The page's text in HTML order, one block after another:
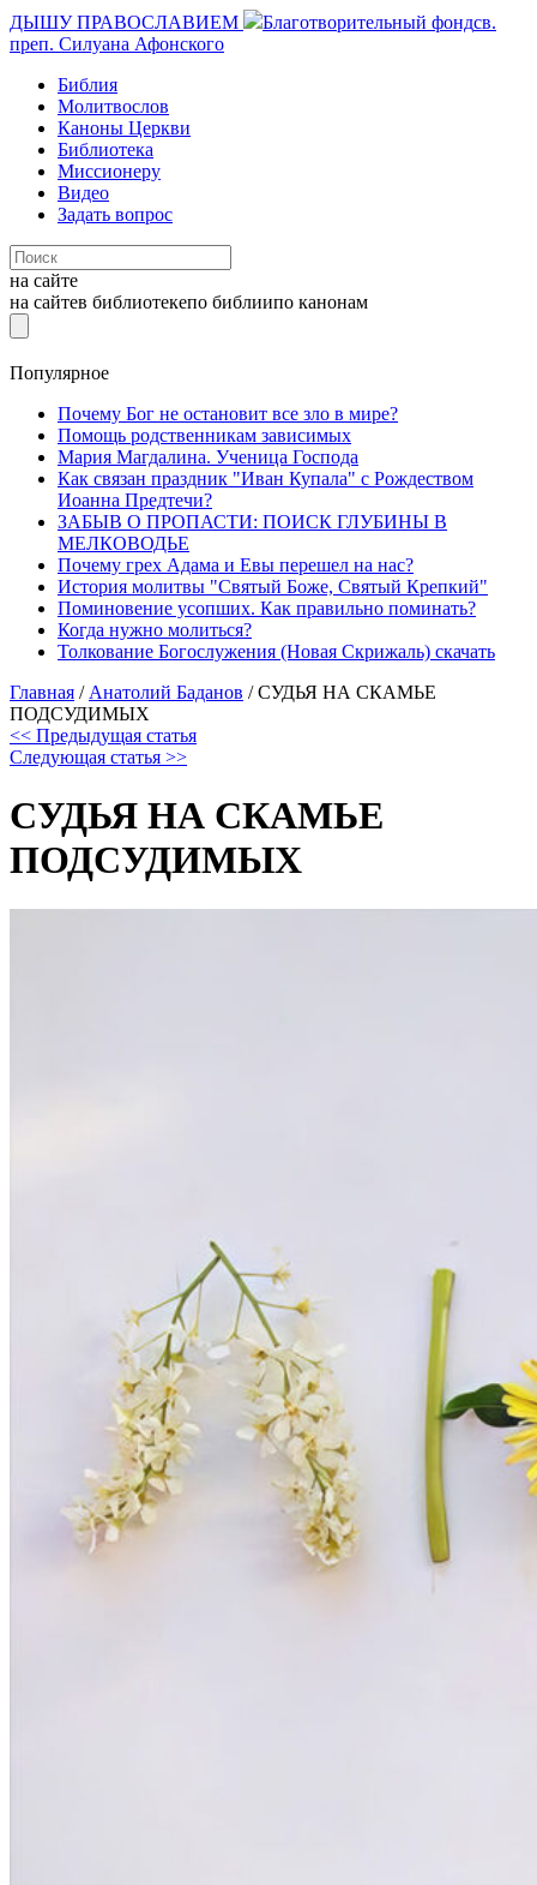
ДЫШУ ПРАВОСЛАВИЕМ Благотворительный фондсв.
преп. Силуана Афонского
Библия
Молитвослов
Каноны Церкви
Библиотека
Миссионеру
Видео
Задать вопрос
на сайте
на сайтев библиотекепо библиипо канонам
Популярное
Почему Бог не остановит все зло в мире?
Помощь родственникам зависимых
Мария Магдалина. Ученица Господа
Как связан праздник "Иван Купала" с Рождеством
Иоанна Предтечи?
ЗАБЫВ О ПРОПАСТИ: ПОИСК ГЛУБИНЫ В
МЕЛКОВОДЬЕ
Почему грех Адама и Евы перешел на нас?
История молитвы "Святый Боже, Святый Крепкий"
Поминовение усопших. Как правильно поминать?
Когда нужно молиться?
Толкование Богослужения (Новая Скрижаль) скачать
Главная / Анатолий Баданов /СУДЬЯ НА СКАМЬЕ
ПОДСУДИМЫХ
<< Предыдущая статья
Следующая статья >>
СУДЬЯ НА СКАМЬЕ
ПОДСУДИМЫХ